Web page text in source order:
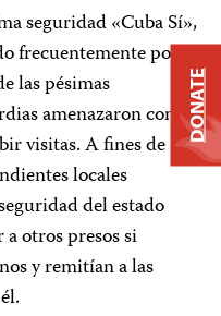
seguridad «Cuba Sí»,
frecuentemente por
las pésimas
amenazaron con
visitas. A fines de
locales
del estado
otros presos si
y remitían a las
DONATE